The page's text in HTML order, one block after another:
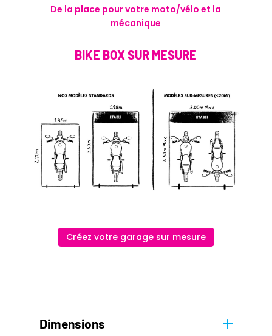
De la place pour votre moto/vélo et la
mécanique
BIKE BOX SUR MESURE
Créez votre garage sur mesure
Dimensions